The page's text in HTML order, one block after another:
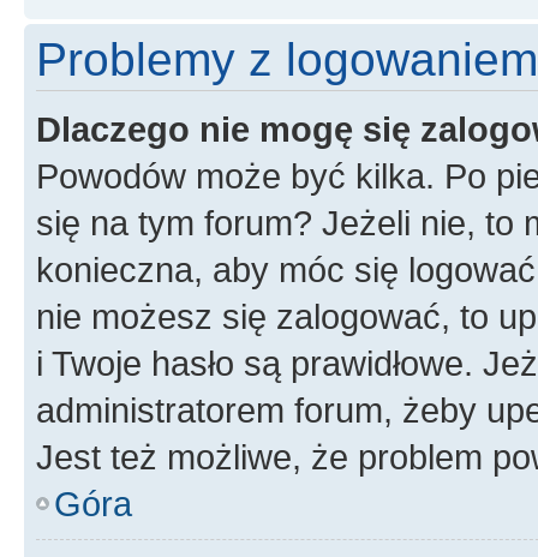
Problemy z
Dlaczego nie mogę się
Powodów może być kilka. Po
się na tym forum? Jeżeli nie, to
konieczna, aby móc się
nie możesz się zalogować, to
i Twoje hasło są prawidłowe.
administratorem forum, żeby
Jest też możliwe, że problem
Góra